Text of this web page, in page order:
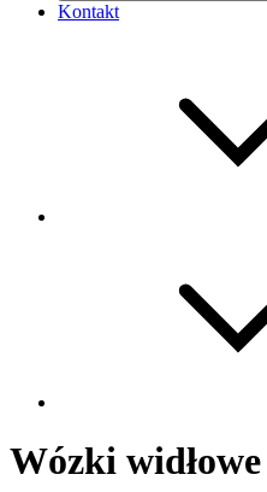
Kontakt
Wózki